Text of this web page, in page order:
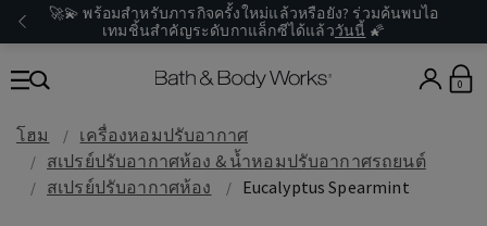
🚀💫 พร้อมสำหรับภารกิจครั้งใหม่แล้วหรือยัง? ร่วมค้นพบไอ
เทมชิ้นสำคัญระดับกาแล็กซีได้แล้ววันนี้ 🌠
0
โฮม
เครื่องหอมปรับอากาศ
สเปรย์ปรับอากาศห้อง & น้ำหอมปรับอากาศรถยนต์
สเปรย์ปรับอากาศห้อง
Eucalyptus Spearmint